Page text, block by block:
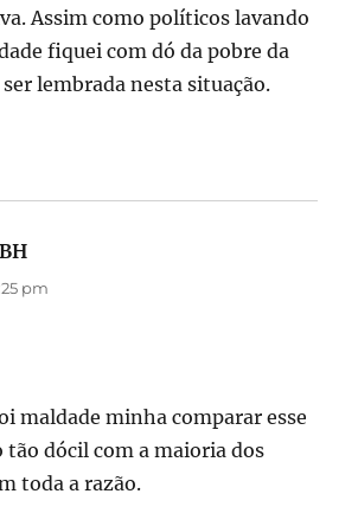
Assim como políticos lavando
fiquei com dó da pobre da
lembrada nesta situação.
pm
maldade minha comparar esse
dócil com a maioria dos
toda a razão.